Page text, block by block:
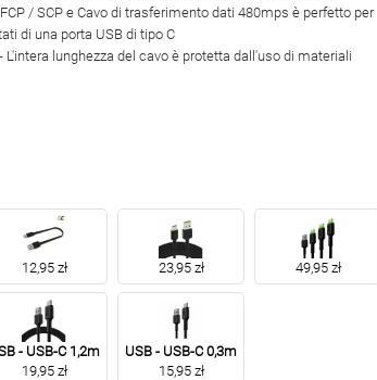
/ SCP e Cavo di trasferimento dati 480mps è perfetto per
di una porta USB di tipo C
L'intera lunghezza del cavo è protetta dall'uso di materiali
12,95 zł 23,95 zł 49,95 zł
- USB-C 1,2m
19,95 zł
USB - USB-C 0,3m
15,95 zł